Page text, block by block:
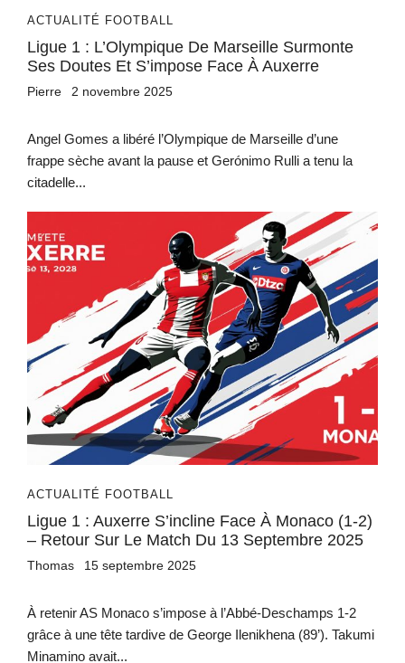
ACTUALITÉ FOOTBALL
Ligue 1 : L’Olympique De Marseille Surmonte
Ses Doutes Et S’impose Face À Auxerre
Pierre 2 novembre 2025
Angel Gomes a libéré l’Olympique de Marseille d’une
frappe sèche avant la pause et Gerónimo Rulli a tenu la
citadelle...
ACTUALITÉ FOOTBALL
Ligue 1 : Auxerre S’incline Face À Monaco (1-2)
– Retour Sur Le Match Du 13 Septembre 2025
Thomas 15 septembre 2025
À retenir AS Monaco s’impose à l’Abbé-Deschamps 1-2
grâce à une tête tardive de George Ilenikhena (89’). Takumi
Minamino avait...